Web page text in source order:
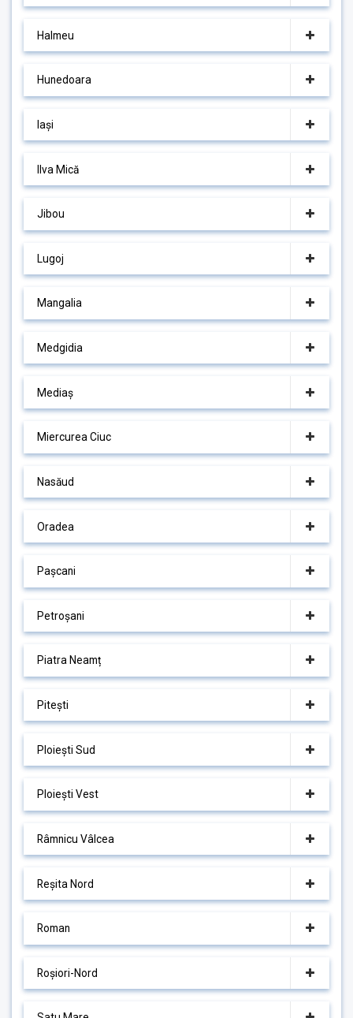
Halmeu
Hunedoara
Iași
Ilva Mică
Jibou
Lugoj
Mangalia
Medgidia
Mediaș
Miercurea Ciuc
Nasăud
Oradea
Pașcani
Petroșani
Piatra Neamț
Pitești
Ploiești Sud
Ploiești Vest
Râmnicu Vâlcea
Reșita Nord
Roman
Roșiori-Nord